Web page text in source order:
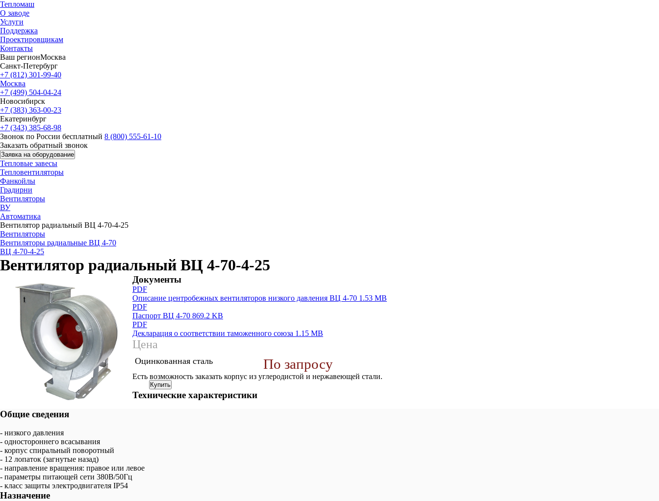
Тепломаш
О заводе
Услуги
Поддержка
Проектировщикам
Контакты
Ваш регионМосква
Санкт-Петербург
+7 (812) 301-99-40
Москва
+7 (499) 504-04-24
Новосибирск
+7 (383) 363-00-23
Екатеринбург
+7 (343) 385-68-98
Звонок по России бесплатный 8 (800) 555-61-10
Заказать обратный звонок
Заявка на оборудование
Тепловые завесы
Тепловентиляторы
Фанкойлы
Градирни
Вентиляторы
ВУ
Автоматика
Вентилятор радиальный ВЦ 4-70-4-25
Вентиляторы
Вентиляторы радиальные ВЦ 4-70
ВЦ 4-70-4-25
Вентилятор радиальный ВЦ 4-70-4-25
Документы
PDF
Описание центробежных вентиляторов низкого давления ВЦ 4-70 1.53 MB
PDF
Паспорт ВЦ 4-70 869.2 KB
PDF
Декларация о соответствии таможенного союза 1.15 MB
Цена
Оцинкованная сталь По запросу
Есть возможность заказать корпус из углеродистой и нержавеющей стали.
Купить
Общие сведения
- низкого давления
- одностороннего всасывания
- корпус спиральный поворотный
- 12 лопаток (загнутые назад)
- направление вращения: правое или левое
- параметры питающей сети 380В/50Гц
- класс защиты электродвигателя IP54
Назначение
Технические характеристики